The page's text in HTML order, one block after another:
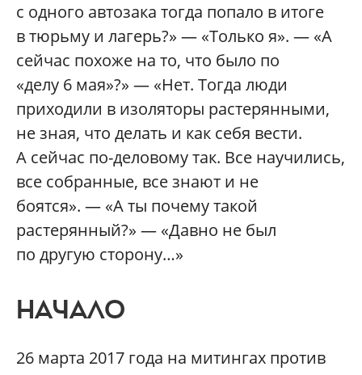
с одного автозака тогда попало в итоге
в тюрьму и лагерь?» — «Только я». — «А
сейчас похоже на то, что было по
«делу 6 мая»?» — «Нет. Тогда люди
приходили в изоляторы растерянными,
не зная, что делать и как себя вести.
А сейчас по-деловому так. Все научились,
все собранные, все знают и не
боятся». — «А ты почему такой
растерянный?» — «Давно не был
по другую сторону…»
НАЧАЛО
26 марта 2017 года на митингах против